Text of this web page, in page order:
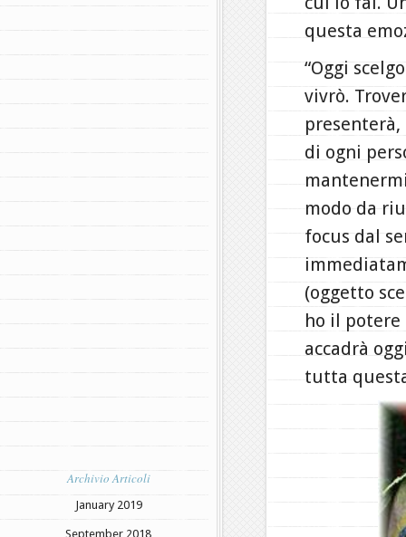
Archivio Articoli
January 2019
September 2018
questa
“Oggi
vivrò.
di ogni
modo da
focus dal
(oggetto
ho il
accadrà
tutta